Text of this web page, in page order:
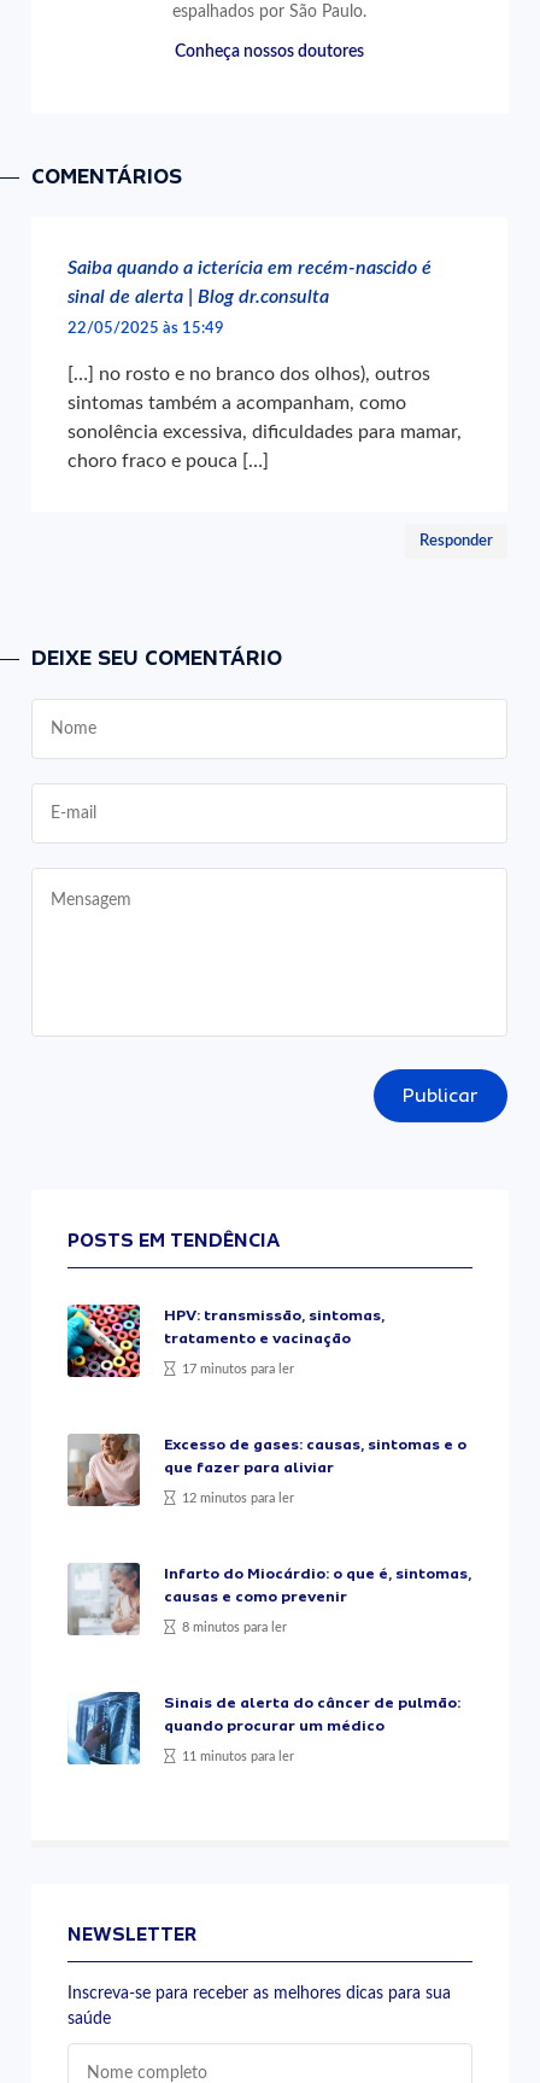
espalhados por São Paulo.
Conheça nossos doutores
COMENTÁRIOS
Saiba quando a icterícia em recém-nascido é
sinal de alerta | Blog dr.consulta
22/05/2025 às 15:49
[…] no rosto e no branco dos olhos), outros
sintomas também a acompanham, como
sonolência excessiva, dificuldades para mamar,
choro fraco e pouca […]
Responder
DEIXE SEU COMENTÁRIO
Publicar
POSTS EM TENDÊNCIA
HPV: transmissão, sintomas,
tratamento e vacinação
17 minutos para ler
Excesso de gases: causas, sintomas e o
que fazer para aliviar
12 minutos para ler
Infarto do Miocárdio: o que é, sintomas,
causas e como prevenir
8 minutos para ler
Sinais de alerta do câncer de pulmão:
quando procurar um médico
11 minutos para ler
NEWSLETTER
Inscreva-se para receber as melhores dicas para sua
saúde